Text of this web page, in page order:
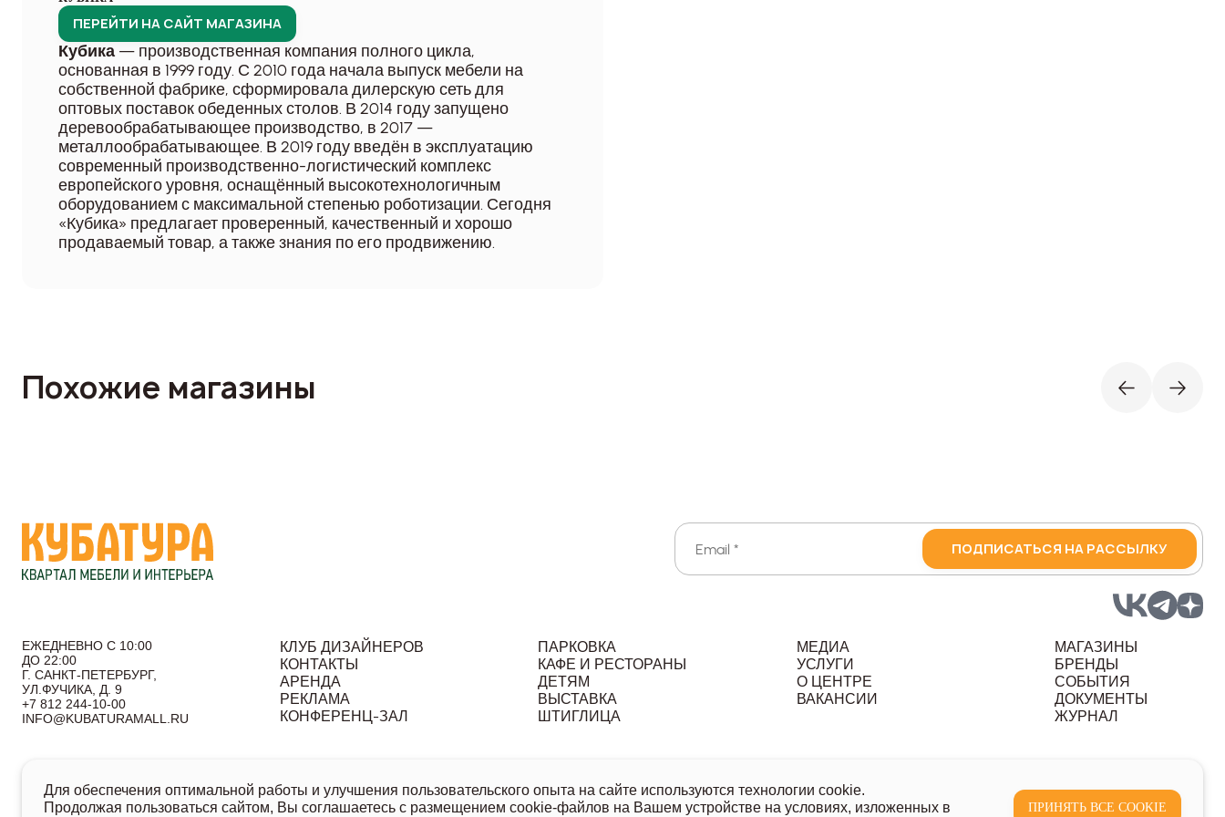
ПЕРЕЙТИ НА САЙТ МАГАЗИНА
Кубика — производственная компания полного цикла,
основанная в 1999 году. С 2010 года начала выпуск мебели на
собственной фабрике, сформировала дилерскую сеть для
оптовых поставок обеденных столов. В 2014 году запущено
деревообрабатывающее производство, в 2017 —
металлообрабатывающее. В 2019 году введён в эксплуатацию
современный производственно-логистический комплекс
европейского уровня, оснащённый высокотехнологичным
оборудованием с максимальной степенью роботизации. Сегодня
«Кубика» предлагает проверенный, качественный и хорошо
продаваемый товар, а также знания по его продвижению.
Похожие магазины
ПОДПИСАТЬСЯ НА РАССЫЛКУ
ЕЖЕДНЕВНО С 10:00
ДО 22:00
Г. САНКТ-ПЕТЕРБУРГ,
УЛ.ФУЧИКА, Д. 9
+7 812 244-10-00
INFO@KUBATURAMALL.RU
КЛУБ ДИЗАЙНЕРОВ
КОНТАКТЫ
АРЕНДА
РЕКЛАМА
КОНФЕРЕНЦ-ЗАЛ
ПАРКОВКА
КАФЕ И РЕСТОРАНЫ
ДЕТЯМ
ВЫСТАВКА
ШТИГЛИЦА
МЕДИА
УСЛУГИ
О ЦЕНТРЕ
ВАКАНСИИ
МАГАЗИНЫ
БРЕНДЫ
СОБЫТИЯ
ДОКУМЕНТЫ
ЖУРНАЛ
© 2026 Кубатура. Квартал мебели и интерьера
Для обеспечения оптимальной работы и улучшения пользовательского опыта на сайте используются технологии cookie.
Продолжая пользоваться сайтом, Вы соглашаетесь с размещением cookie-файлов на Вашем устройстве на условиях, изложенных в
ПРИНЯТЬ ВСЕ COOKIE